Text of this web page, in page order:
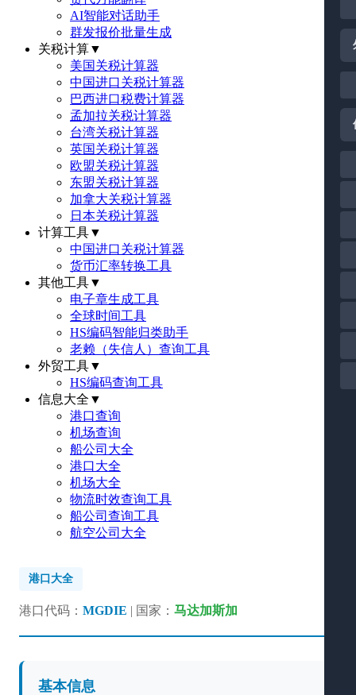
AI智能对话助手
群发报价批量生成
关税计算▼
美国关税计算器
中国进口关税计算器
巴西进口税费计算器
孟加拉关税计算器
台湾关税计算器
英国关税计算器
欧盟关税计算器
东盟关税计算器
加拿大关税计算器
日本关税计算器
计算工具▼
中国进口关税计算器
货币汇率转换工具
其他工具▼
电子章生成工具
全球时间工具
HS编码智能归类助手
老赖（失信人）查询工具
外贸工具▼
HS编码查询工具
信息大全 ▼
港口查询
机场查询
船公司大全
港口大全
机场大全
物流时效查询工具
船公司查询工具
航空公司大全
港口大全
港口代码： MGDIE | 国家： 马达加斯加
基本信息